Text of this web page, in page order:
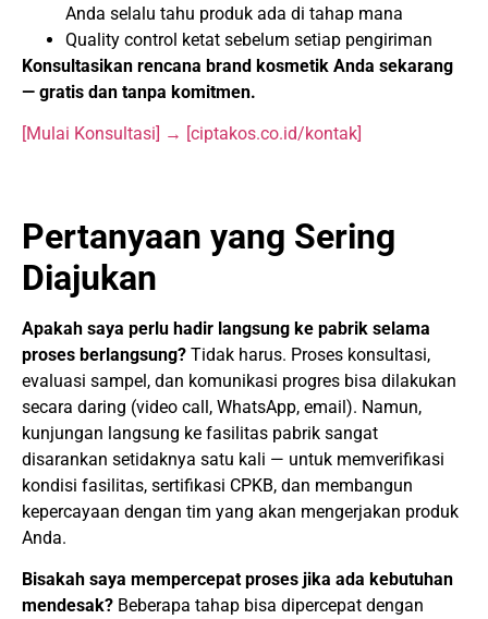
Anda selalu tahu produk ada di tahap mana
Quality control ketat sebelum setiap pengiriman
Konsultasikan rencana brand kosmetik Anda sekarang
— gratis dan tanpa komitmen.
[Mulai Konsultasi] → [ciptakos.co.id/kontak]
Pertanyaan yang Sering
Diajukan
Apakah saya perlu hadir langsung ke pabrik selama
proses berlangsung? Tidak harus. Proses konsultasi,
evaluasi sampel, dan komunikasi progres bisa dilakukan
secara daring (video call, WhatsApp, email). Namun,
kunjungan langsung ke fasilitas pabrik sangat
disarankan setidaknya satu kali — untuk memverifikasi
kondisi fasilitas, sertifikasi CPKB, dan membangun
kepercayaan dengan tim yang akan mengerjakan produk
Anda.
Bisakah saya mempercepat proses jika ada kebutuhan
mendesak? Beberapa tahap bisa dipercepat dengan